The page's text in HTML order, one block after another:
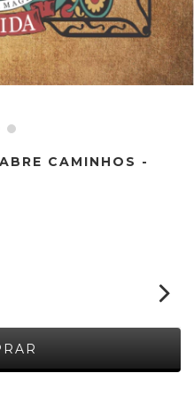
CAMINHOS -